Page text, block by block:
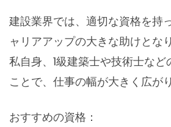
建設業界では、適切な資格を持
ャリアアップの大きな助けとな
私自身、1級建築士や技術士な
ことで、仕事の幅が大きく広が
おすすめの資格：